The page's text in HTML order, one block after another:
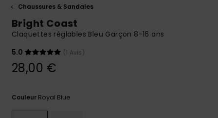
obtenir la
plus rapide
à votre
Démarrer
Chaussures & Sandales
Bright Coast
Claquettes réglables Bleu Garçon 8-16 ans
5.0
(1 Avis)
28,00 €
Couleur Royal Blue